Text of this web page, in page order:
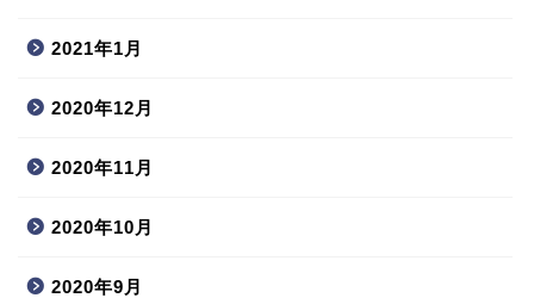
2021年1月
2020年12月
2020年11月
2020年10月
2020年9月